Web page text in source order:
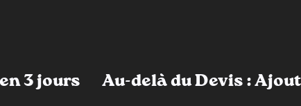
3 jours Au-delà du Devis :